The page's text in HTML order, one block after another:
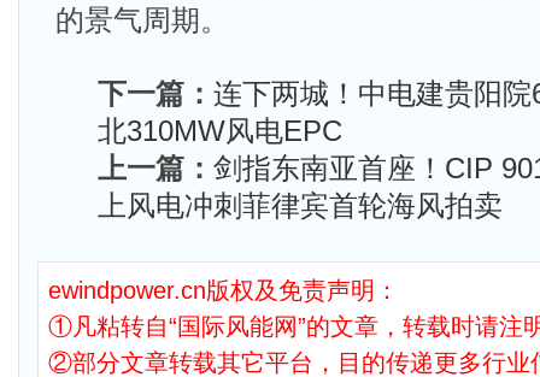
的景气周期。
下一篇： 连下两城！中电建贵阳
北310MW风电EPC
上一篇： 剑指东南亚首座！CIP
上风电冲刺菲律宾首轮海风拍卖
ewindpower.cn版权及免责声明：
①凡粘转自“国际风能网”的文章，转载时请注
②部分文章转载其它平台，目的传递更多行业